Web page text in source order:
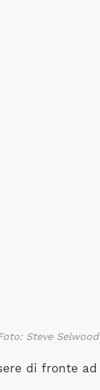
Steve Selwood
di fronte